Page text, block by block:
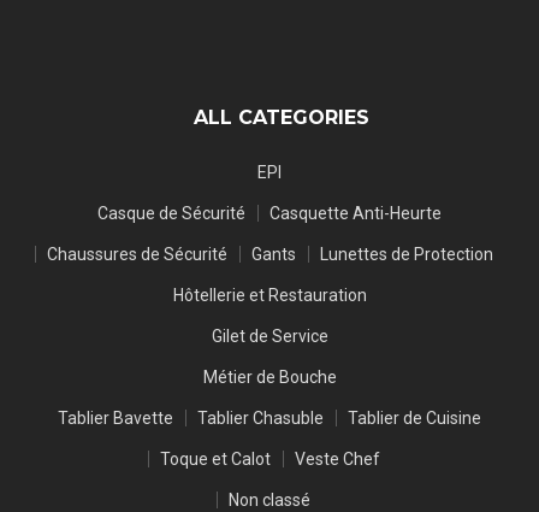
ALL CATEGORIES
EPI
Casque de Sécurité Casquette Anti-Heurte
Chaussures de Sécurité Gants Lunettes de Protection
Hôtellerie et Restauration
Gilet de Service
Métier de Bouche
Tablier Bavette Tablier Chasuble Tablier de Cuisine
Toque et Calot Veste Chef
Non classé